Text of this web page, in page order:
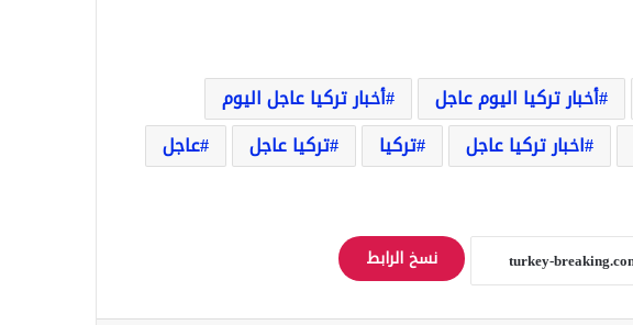
أخبار تركيا اليوم عاجل
أخبار تركيا عاجل اليوم
اخبار تركيا عاجل تركيا تركيا عاجل
عاجل
نسخ الرابط